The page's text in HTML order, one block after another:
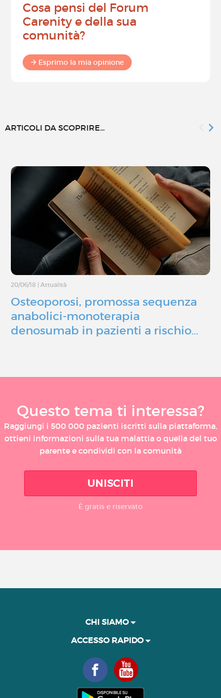
Cosa pensi del Forum
Carenity e della sua
comunità?
Esprimo la mia opinione
ARTICOLI DA SCOPRIRE...
20/06/18 Attualità
Osteoporosi, promossa sequenza
anabolici-monoterapia
denosumab in pazienti a rischio…
Questo tema ti interessa?
Raggiungi i 500 000 pazienti iscritti sulla piattaforma,
ottieni informazioni sulla tua malattia o quella del tuo
parente e condividi con la comunità
UNISCITI
È gratis e riservato
CHI SIAMO
ACCESSO RAPIDO